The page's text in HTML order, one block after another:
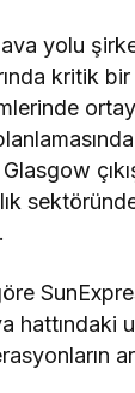
yolu
kritik
hattındaki